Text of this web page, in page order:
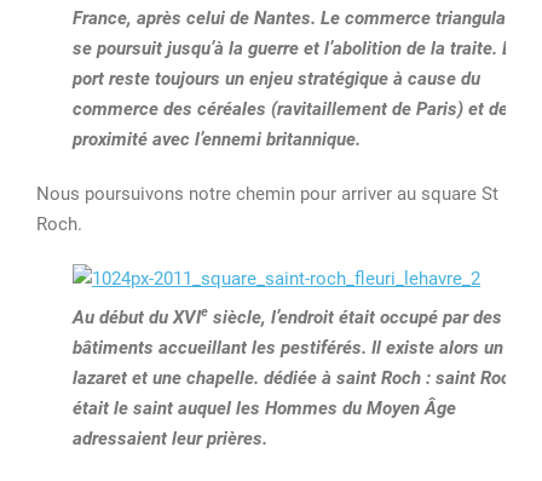
France, après celui de Nantes. Le commerce triangulaire
se poursuit jusqu’à la guerre et l’abolition de la traite. Le
port reste toujours un enjeu stratégique à cause du
commerce des céréales (ravitaillement de Paris) et de sa
proximité avec l’ennemi britannique.
Nous poursuivons notre chemin pour arriver au square St
Roch.
Au début du XVIe siècle, l’endroit était occupé par des
bâtiments accueillant les pestiférés. Il existe alors un
lazaret et une chapelle. dédiée à saint Roch : saint Roch
était le saint auquel les Hommes du Moyen Âge
adressaient leur prières.